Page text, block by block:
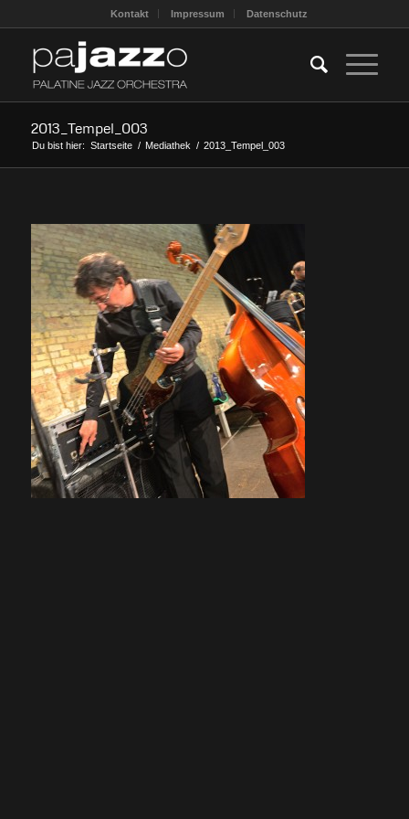
Kontakt Impressum Datenschutz
2013_Tempel_003
Du bist hier: Startseite / Mediathek / 2013_Tempel_003